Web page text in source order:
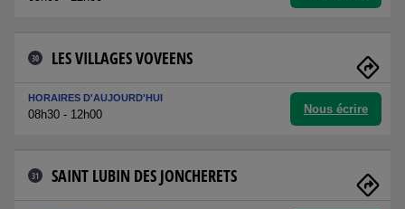
30 LES VILLAGES VOVEENS
HORAIRES D'AUJOURD'HUI
08h30 - 12h00 Nous écrire
31 SAINT LUBIN DES JONCHERETS